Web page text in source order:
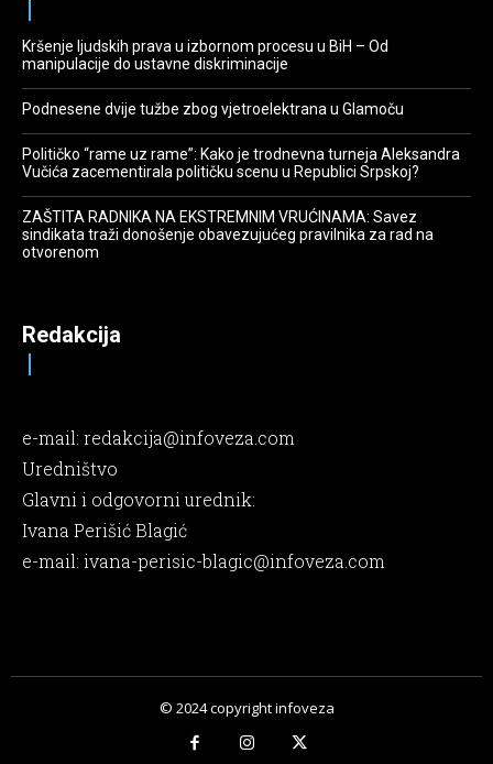
Kršenje ljudskih prava u izbornom procesu u BiH – Od
manipulacije do ustavne diskriminacije
Podnesene dvije tužbe zbog vjetroelektrana u Glamoču
Političko “rame uz rame”: Kako je trodnevna turneja Aleksandra
Vučića zacementirala političku scenu u Republici Srpskoj?
ZAŠTITA RADNIKA NA EKSTREMNIM VRUĆINAMA: Savez
sindikata traži donošenje obavezujućeg pravilnika za rad na
otvorenom
Redakcija
e-mail: redakcija@infoveza.com
Uredništvo
Glavni i odgovorni urednik:
Ivana Perišić Blagić
e-mail: ivana-perisic-blagic@infoveza.com
© 2024 copyright infoveza